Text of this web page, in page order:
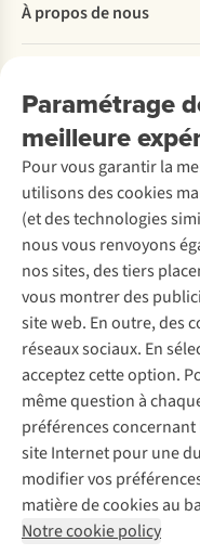
Paramétrage
meilleure
Pour vous garantir la
utilisons des cookies
(et des technologies
nous vous renvoyons
nos sites, des tiers
vous montrer des
site web. En outre, des
réseaux sociaux. En
acceptez cette option.
même question à
préférences
site Internet pour une
modifier vos
matière de cookies au
Notre cookie policy
Commander
Payer
Retourner
Rétractation d'une
Entretien & réparations
Garantie
Contactez-nous
À propos de nous
Entreprise responsable
À propos d’Ayacucho
Nos magasins
À propos d’A.S.Adventure
Déclaration d'accessibilité
Location / Location sports
Seconde-main
Entretien de ski
Service de lavage
Entretien de chaussures
Réparation de chaussures
Réparation de vêtements
Retouches
Pour les entreprises
Découvrez
A.S.Magazine
Explore Camp
Expertise & conseils
Abonnez-vous à la
Mentions légales
Conditions